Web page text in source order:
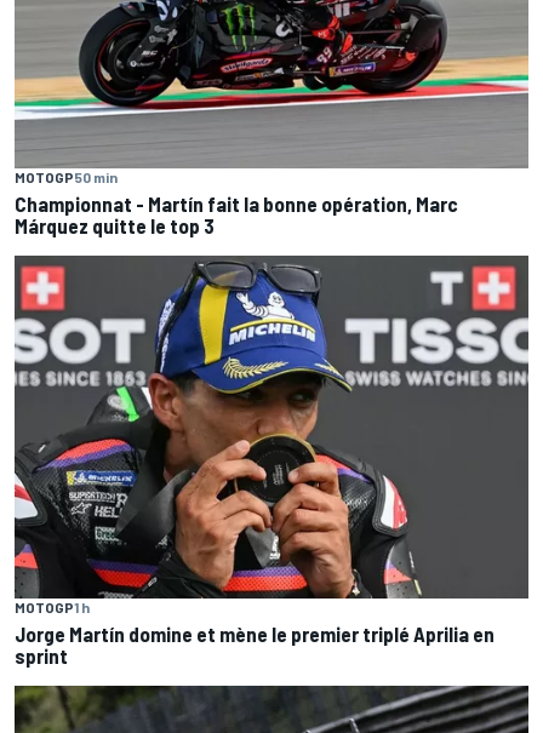
MOTOGP50 min
Championnat - Martín fait la bonne opération, Marc
Márquez quitte le top 3
MOTOGP1 h
Jorge Martín domine et mène le premier triplé Aprilia en
sprint